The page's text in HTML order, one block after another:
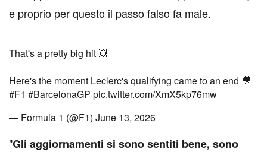
e proprio per questo il passo falso fa male.
That's a pretty big hit 💥
Here's the moment Leclerc's qualifying came to an end 🎥
#F1 #BarcelonaGP pic.twitter.com/XmX5kp76mw
— Formula 1 (@F1) June 13, 2026
"Gli aggiornamenti si sono sentiti bene, sono